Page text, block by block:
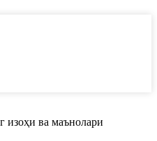
изоҳи ва маънолари